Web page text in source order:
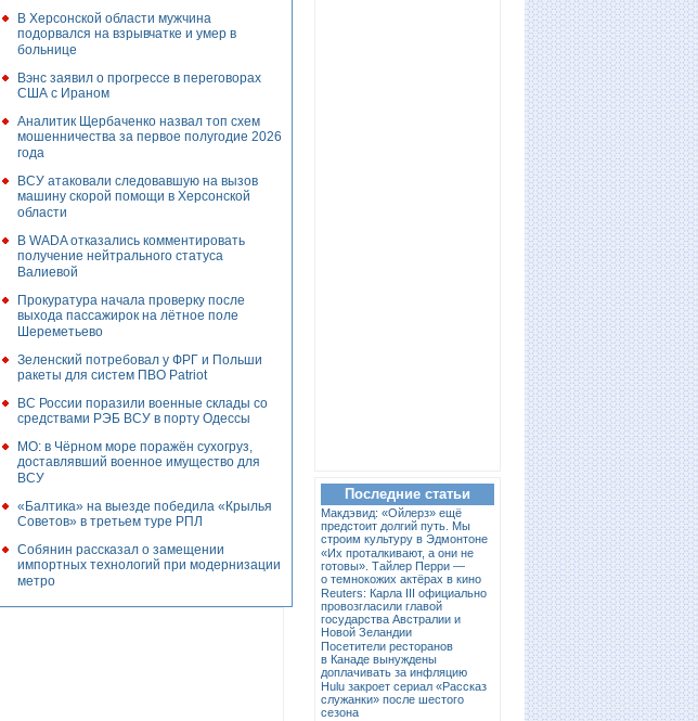
В Херсонской области мужчина
подорвался на взрывчатке и умер в
больнице
Вэнс заявил о прогрессе в переговорах
США с Ираном
Аналитик Щербаченко назвал топ схем
мошенничества за первое полугодие 2026
года
ВСУ атаковали следовавшую на вызов
машину скорой помощи в Херсонской
области
В WADA отказались комментировать
получение нейтрального статуса
Валиевой
Прокуратура начала проверку после
выхода пассажирок на лётное поле
Шереметьево
Зеленский потребовал у ФРГ и Польши
ракеты для систем ПВО Patriot
ВС России поразили военные склады со
средствами РЭБ ВСУ в порту Одессы
МО: в Чёрном море поражён сухогруз,
доставлявший военное имущество для
ВСУ
«Балтика» на выезде победила «Крылья
Советов» в третьем туре РПЛ
Собянин рассказал о замещении
импортных технологий при модернизации
метро
Последние статьи
Макдэвид: «Ойлерз» ещё
предстоит долгий путь. Мы
строим культуру в Эдмонтоне
«Их проталкивают, а они не
готовы». Тайлер Перри —
о темнокожих актёрах в кино
Reuters: Карла III официально
провозгласили главой
государства Австралии и
Новой Зеландии
Посетители ресторанов
в Канаде вынуждены
доплачивать за инфляцию
Hulu закроет сериал «Рассказ
служанки» после шестого
сезона